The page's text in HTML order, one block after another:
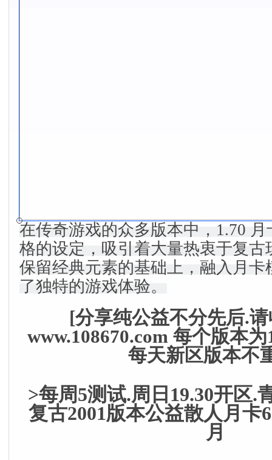
在传奇游戏的众多版本中，1.70
格的设定，吸引着大量热衷于复古
保留经典元素的基础上，融入月卡
了独特的游戏体验。
[分享纯公益不分先后.
www.108670.com 每个版本
每天新区版本不
>每周5测试.周日19.30开区.
复古2001版本公益散人月卡
月